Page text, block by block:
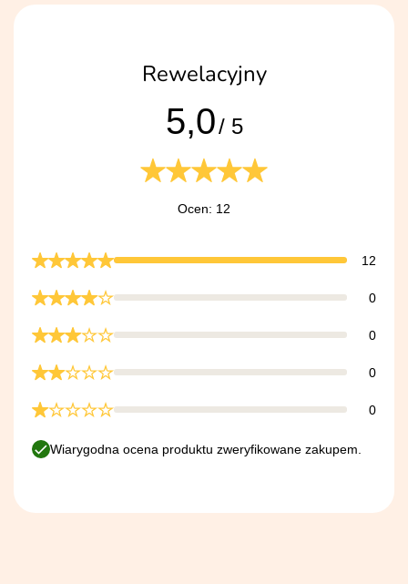
Rewelacyjny
5,0/ 5
Ocen: 12
12
0
0
0
0
Wiarygodna ocena produktu zweryfikowane zakupem.